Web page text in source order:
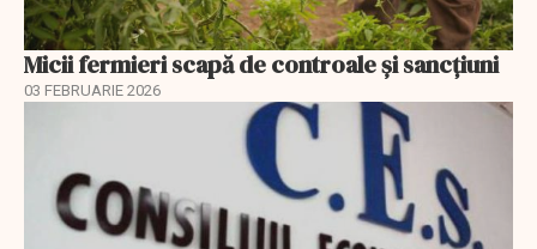
Micii fermieri scapă de controale și sancțiuni
03 FEBRUARIE 2026